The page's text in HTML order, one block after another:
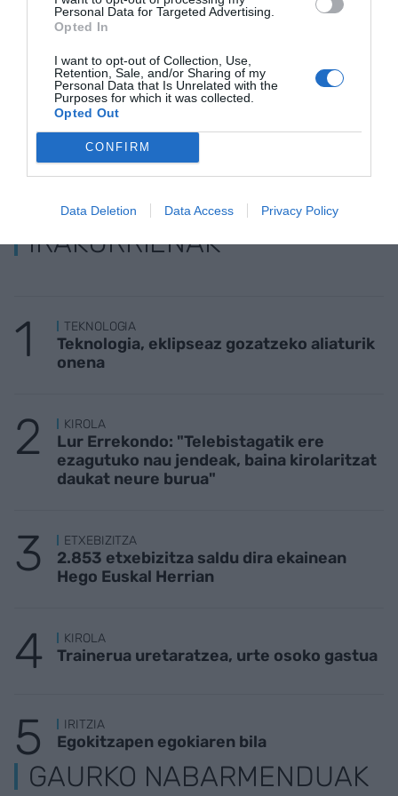
Personal Data for Targeted Advertising.
Opted In
I want to opt-out of Collection, Use,
Retention, Sale, and/or Sharing of my
Personal Data that Is Unrelated with the
Purposes for which it was collected.
Opted Out
CONFIRM
Data Deletion Data Access Privacy Policy
AKTIBATU ORAIN
IRAKURRIENAK
TEKNOLOGIA
Teknologia, eklipseaz gozatzeko aliaturik
onena
KIROLA
Lur Errekondo: "Telebistagatik ere
ezagutuko nau jendeak, baina kirolaritzat
daukat neure burua"
ETXEBIZITZA
2.853 etxebizitza saldu dira ekainean
Hego Euskal Herrian
KIROLA
Trainerua uretaratzea, urte osoko gastua
IRITZIA
Egokitzapen egokiaren bila
GAURKO NABARMENDUAK